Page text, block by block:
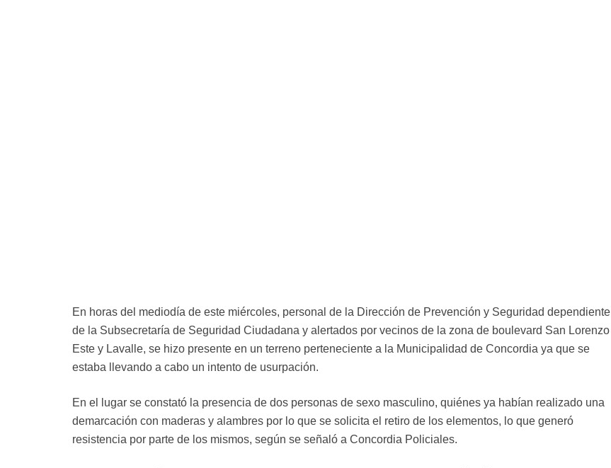
En horas del mediodía de este miércoles, personal de la Dirección de Prevención y Seguridad dependiente
de la Subsecretaría de Seguridad Ciudadana y alertados por vecinos de la zona de boulevard San Lorenzo
Este y Lavalle, se hizo presente en un terreno perteneciente a la Municipalidad de Concordia ya que se
estaba llevando a cabo un intento de usurpación.
En el lugar se constató la presencia de dos personas de sexo masculino, quiénes ya habían realizado una
demarcación con maderas y alambres por lo que se solicita el retiro de los elementos, lo que generó
resistencia por parte de los mismos, según se señaló a Concordia Policiales.